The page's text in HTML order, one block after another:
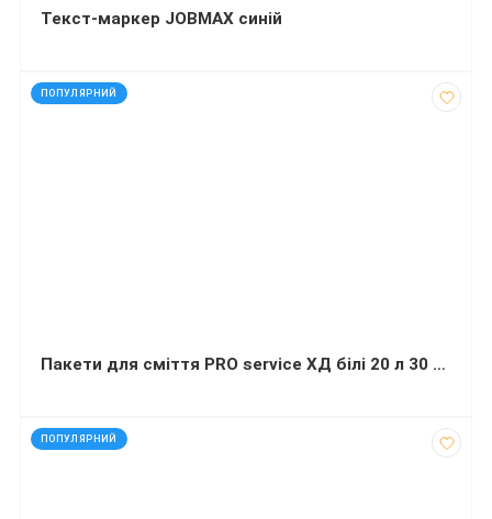
Текст-маркер JOBMAX синій
ПОПУЛЯРНИЙ
код: 272630
Пакети для сміття PRO service ХД білі 20 л 30 шт 45х50 сантиметрів
ПОПУЛЯРНИЙ
код: 916